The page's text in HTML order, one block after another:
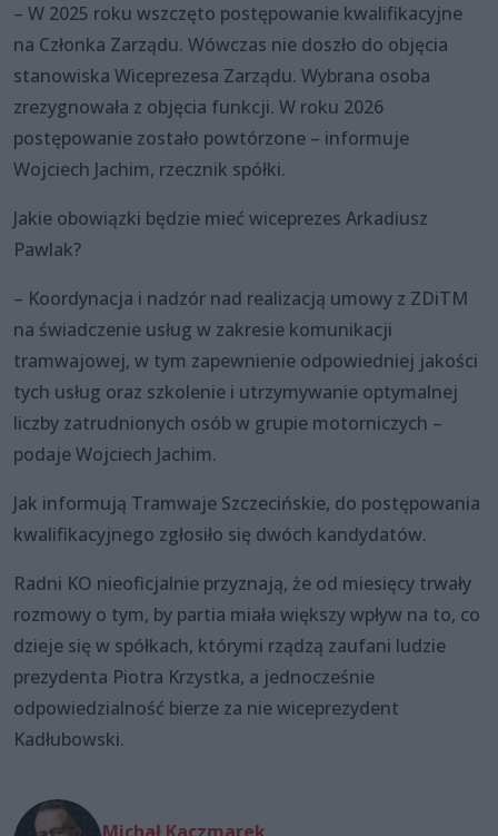
– W 2025 roku wszczęto postępowanie kwalifikacyjne
na Członka Zarządu. Wówczas nie doszło do objęcia
stanowiska Wiceprezesa Zarządu. Wybrana osoba
zrezygnowała z objęcia funkcji. W roku 2026
postępowanie zostało powtórzone – informuje
Wojciech Jachim, rzecznik spółki.
Jakie obowiązki będzie mieć wiceprezes Arkadiusz
Pawlak?
– Koordynacja i nadzór nad realizacją umowy z ZDiTM
na świadczenie usług w zakresie komunikacji
tramwajowej, w tym zapewnienie odpowiedniej jakości
tych usług oraz szkolenie i utrzymywanie optymalnej
liczby zatrudnionych osób w grupie motorniczych –
podaje Wojciech Jachim.
Jak informują Tramwaje Szczecińskie, do postępowania
kwalifikacyjnego zgłosiło się dwóch kandydatów.
Radni KO nieoficjalnie przyznają, że od miesięcy trwały
rozmowy o tym, by partia miała większy wpływ na to, co
dzieje się w spółkach, którymi rządzą zaufani ludzie
prezydenta Piotra Krzystka, a jednocześnie
odpowiedzialność bierze za nie wiceprezydent
Kadłubowski.